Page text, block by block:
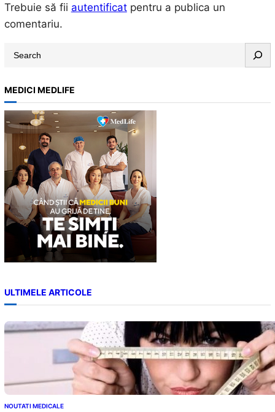
Trebuie să fii autentificatpentru a publica un
comentariu.
r
c
h
MEDICI MEDLIFE
ULTIMELE ARTICOLE
NOUTATI MEDICALE